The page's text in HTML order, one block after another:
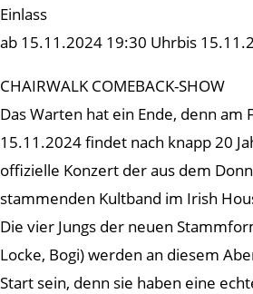
Einlass
ab 15.11.2024 19:30 Uhrbis
CHAIRWALK COMEBACK-SHOW
Das Warten hat ein Ende, denn am
15.11.2024 findet nach knapp 20
offizielle Konzert der aus dem
stammenden Kultband im Irish
Die vier Jungs der neuen
Locke, Bogi) werden an diesem
Start sein, denn sie haben eine